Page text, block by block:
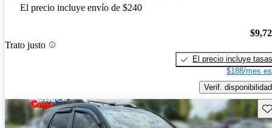
El precio incluye envío de $240
Trato justo
El precio incluye tasas
$188/mes
Verif. disponibilidad